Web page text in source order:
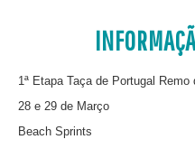
1ª Etapa Taça de Portugal Remo
28 e 29 de Março
Beach Sprints